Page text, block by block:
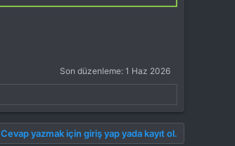
Son düzenleme: 1 Haz 2026
Cevap yazmak için giriş yap yada kayıt ol.